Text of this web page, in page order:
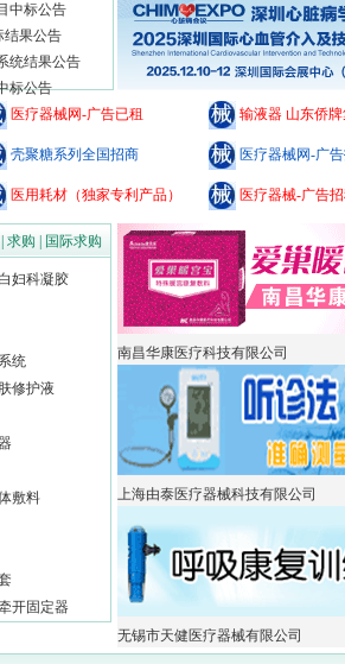
中标公告
结果公告
统结果公告
标公告
医疗器械网-广告已租 输液器 山东侨牌
壳聚糖系列全国招商 医疗器械网-广
医用耗材（独家专利产品） 医疗器械-广告招
求购 国际求购
妇科凝胶
统
修护液
敷料
开固定器
南昌华康医疗科技有限公司
上海由泰医疗器械科技有限公司
无锡市天健医疗器械有限公司